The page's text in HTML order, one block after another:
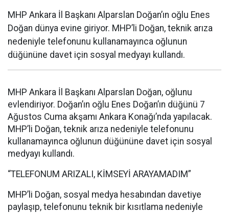
MHP Ankara İl Başkanı Alparslan Doğan’ın oğlu Enes
Doğan dünya evine giriyor. MHP’li Doğan, teknik arıza
nedeniyle telefonunu kullanamayınca oğlunun
düğününe davet için sosyal medyayı kullandı.
MHP Ankara İl Başkanı Alparslan Doğan, oğlunu
evlendiriyor. Doğan’ın oğlu Enes Doğan’ın düğünü 7
Ağustos Cuma akşamı Ankara Konağı’nda yapılacak.
MHP’li Doğan, teknik arıza nedeniyle telefonunu
kullanamayınca oğlunun düğününe davet için sosyal
medyayı kullandı.
“TELEFONUM ARIZALI, KİMSEYİ ARAYAMADIM”
MHP’li Doğan, sosyal medya hesabından davetiye
paylaşıp, telefonunu teknik bir kısıtlama nedeniyle